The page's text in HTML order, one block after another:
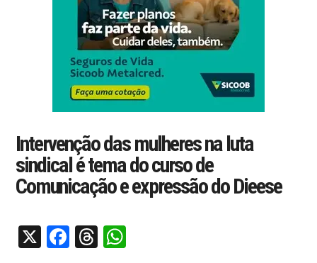
Intervenção das mulheres na luta
sindical é tema do curso de
Comunicação e expressão do Dieese
X Facebook
Threads